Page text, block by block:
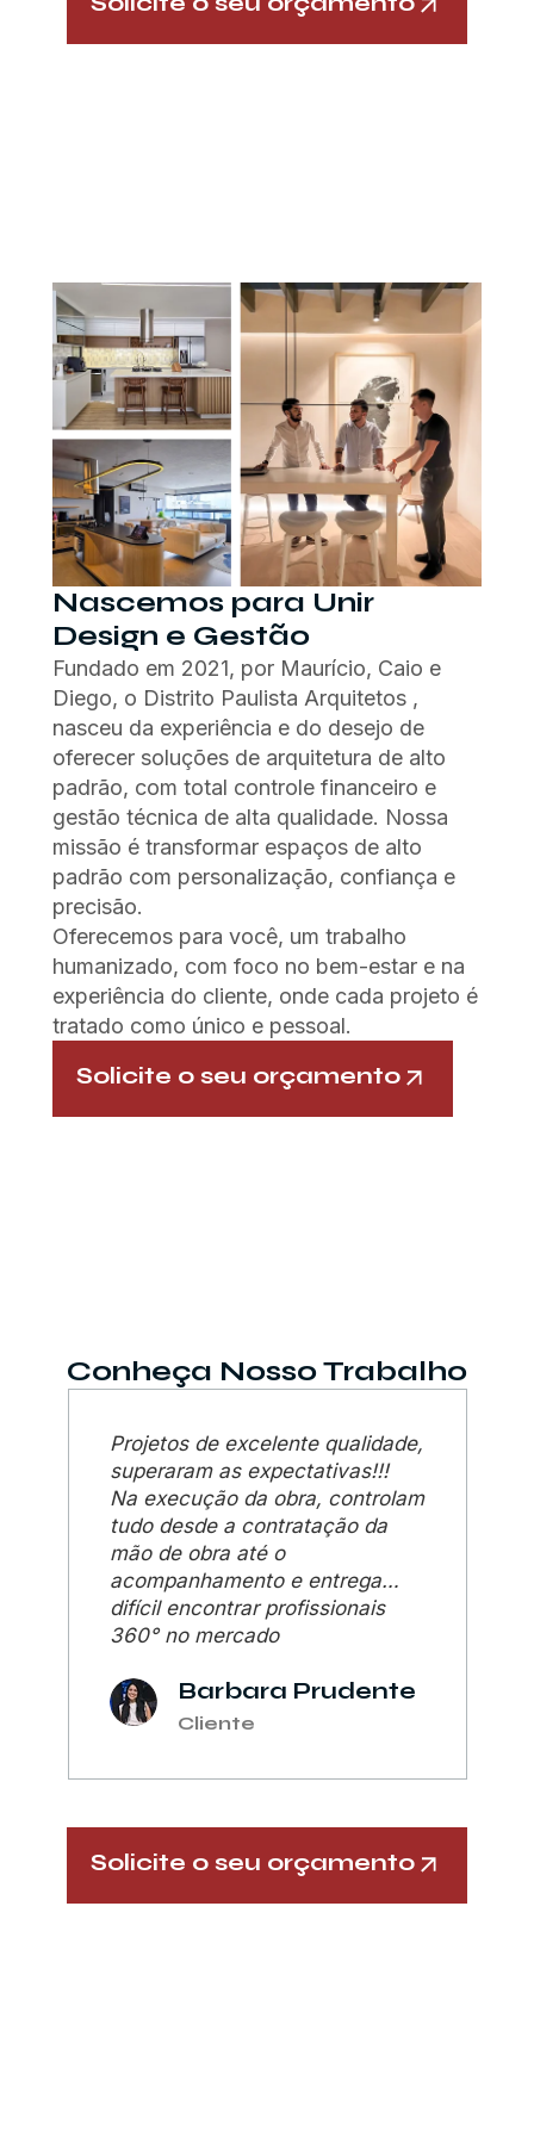
Nascemos para Unir
Design e Gestão
Fundado em 2021, por Maurício, Caio e
Diego, o Distrito Paulista Arquitetos ,
nasceu da experiência e do desejo de
oferecer soluções de arquitetura de alto
padrão, com total controle financeiro e
gestão técnica de alta qualidade. Nossa
missão é transformar espaços de alto
padrão com personalização, confiança e
precisão.
Oferecemos para você, um trabalho
humanizado, com foco no bem-estar e na
experiência do cliente, onde cada projeto é
tratado como único e pessoal.
Solicite o seu orçamento
Conheça Nosso Trabalho
Projetos de excelente qualidade,
superaram as expectativas!!!
Na execução da obra, controlam
tudo desde a contratação da
mão de obra até o
acompanhamento e entrega…
difícil encontrar profissionais
360° no mercado
Barbara Prudente
Cliente
Solicite o seu orçamento